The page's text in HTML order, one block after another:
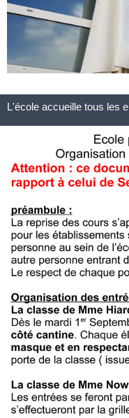
L'école accueille tous les